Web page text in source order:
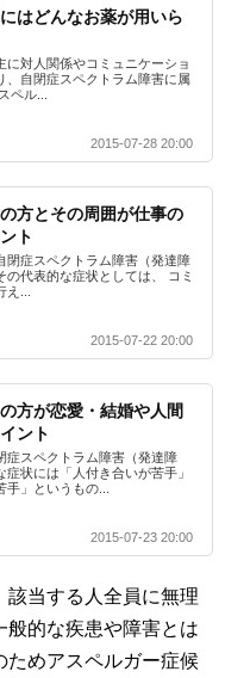
はどんなお薬が用いら
に対人関係やコミュニケーショ
、自閉症スペクトラム障害に属
ペル...
2015-07-28 20:00
方とその周囲が仕事の
ト
閉症スペクトラム障害（発達障
代表的な症状としては、 コミ
...
2015-07-22 20:00
方が恋愛・結婚や人間
ント
症スペクトラム障害（発達障
状には「人付き合いが苦手」
手」というもの...
2015-07-23 20:00
該当する人全員に無理
般的な疾患や障害とは
ためアスペルガー症候